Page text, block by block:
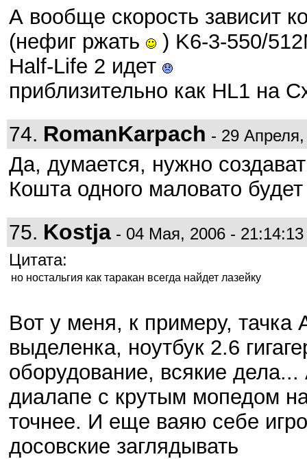
А вообще скорость зависит
(нефиг ржать
) K6-3-550/
Half-Life 2 идет
приблизительно как HL1 на
74. RomanKarpach - 29
Да, думается, нужно
Кошта одного маловато
75. Kostja - 04 Мая, 2006 - 21:14:13
Цитата:
но ностальгия как таракан всегда найдет лазейку
Вот у меня, к примеру, тачка
выделенка, ноутбук 2.6
оборудование, всякие
диалапе с крутым мопедом
точнее. И еще ваяю себе
досовские заглядывать